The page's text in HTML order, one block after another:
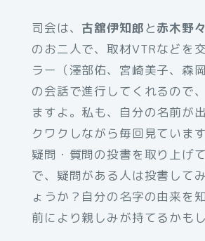
司会は、 古舘伊知郎と赤木野
のお二人で、取材VTRなどを
ラー（澤部佑、宮崎美子、森
の会話で進行してくれるので
ますよ。私も、自分の名前が
クワクしながら毎回見ていま
疑問・質問の投書を取り上げ
で、疑問がある人は投書して
ょうか？自分の名字の由来を
前により親しみが持てるかも